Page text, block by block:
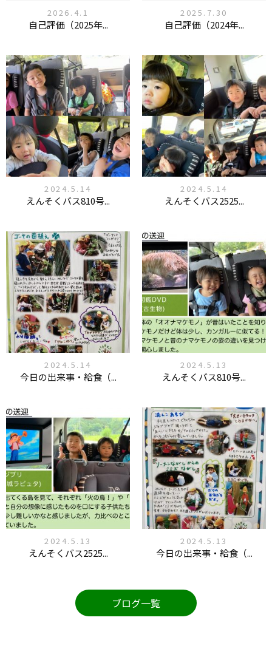
2026.4.1
自己評価（2025年...
2025.7.30
自己評価（2024年...
2024.5.14
えんそくバス810号...
2024.5.14
えんそくバス2525...
2024.5.14
今日の出来事・給食（...
2024.5.13
えんそくバス810号...
2024.5.13
えんそくバス2525...
2024.5.13
今日の出来事・給食（...
ブログ一覧